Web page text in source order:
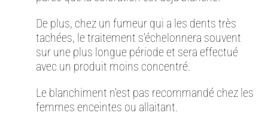
De plus, chez un fumeur qui a les dents très
tachées, le traitement s’échelonnera souvent
sur une plus longue période et sera effectué
avec un produit moins concentré.
Le blanchiment n’est pas recommandé chez les
femmes enceintes ou allaitant.